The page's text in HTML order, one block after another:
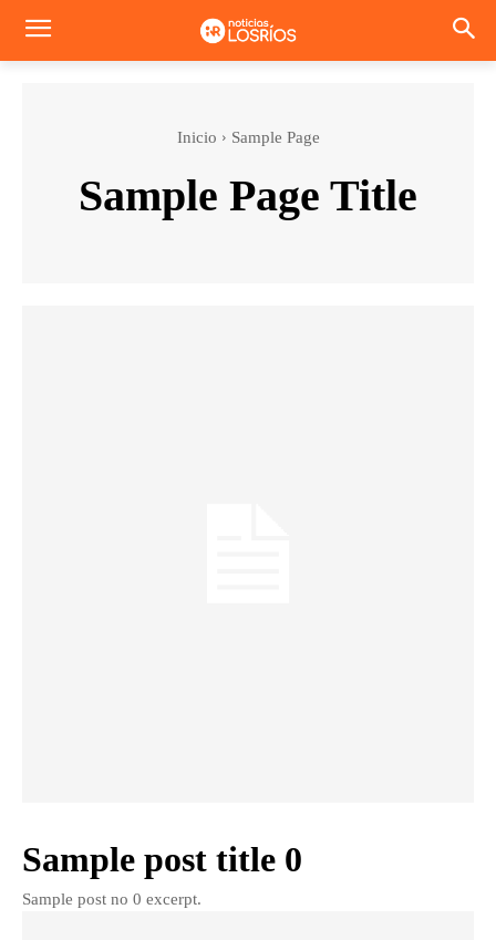
Inicio Sample Page
Sample Page Title
Sample post title 0
Sample post no 0 excerpt.